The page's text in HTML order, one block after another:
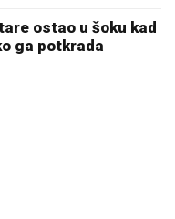
ostao u šoku kad
ga potkrada